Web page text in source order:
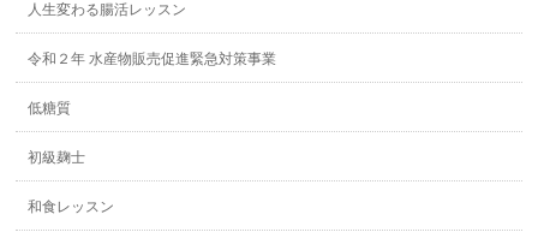
人生変わる腸活レッスン
令和２年 水産物販売促進緊急対策事業
低糖質
初級麹士
和食レッスン